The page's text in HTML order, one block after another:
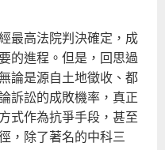
最高法院判決確定，成
的進程。但是，回思過
論是源自土地徵收、都
訴訟的成敗機率，真正
式作為抗爭手段，甚至
，除了著名的中科三